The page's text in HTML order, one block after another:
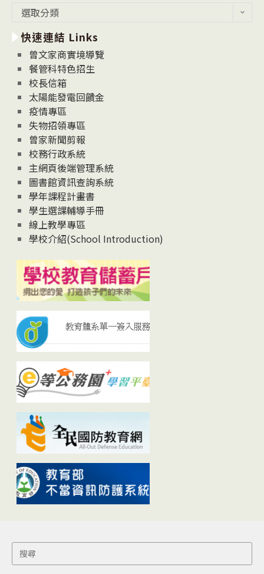
消
息
News
選取分類
快速連結 Links
曾文家商實境導覽
餐管科特色招生
校長信箱
太陽能發電回饋金
疫情專區
失物招領專區
曾家新聞剪報
校務行政系統
主網頁後端管理系統
圖書館資訊查詢系統
學年課程計畫書
學生選課輔導手冊
線上教學專區
學校介紹(School Introduction)
Search
for: